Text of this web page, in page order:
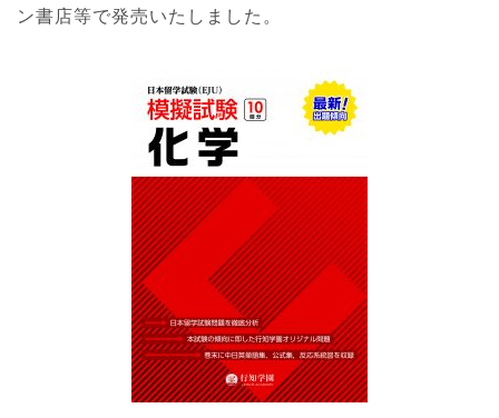
ン書店等で発売いたしました。